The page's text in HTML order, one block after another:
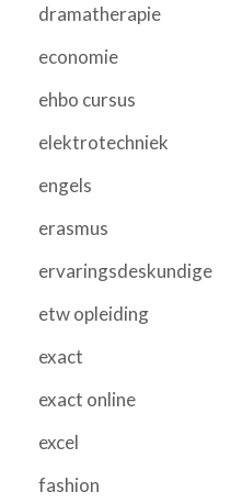
dramatherapie
economie
ehbo cursus
elektrotechniek
engels
erasmus
ervaringsdeskundige
etw opleiding
exact
exact online
excel
fashion